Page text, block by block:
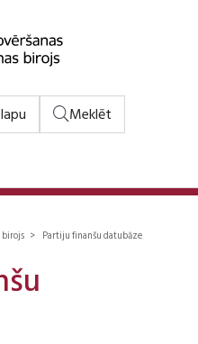
Meklēt
birojs > Partiju finanšu datubāze